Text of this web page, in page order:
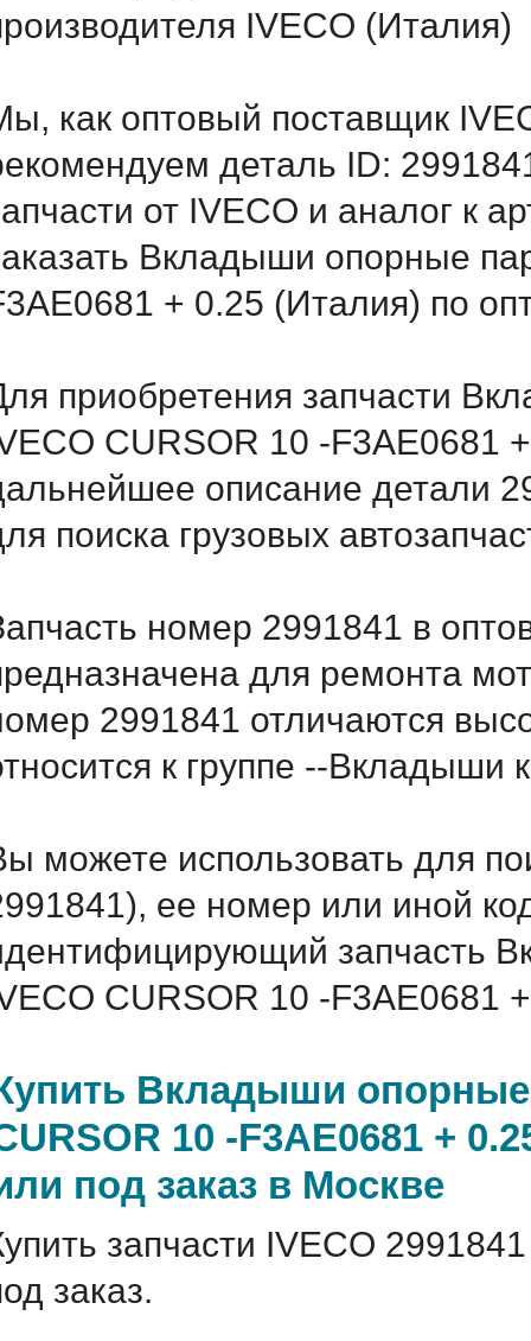
IVECO (Италия)
как оптовый поставщик
деталь ID:
от IVECO и аналог к
Вкладыши опорные
+ 0.25 (Италия) по
приобретения запчасти
CURSOR 10 -F3AE0681
описание детали
поиска грузовых
номер 2991841 в
для ремонта
2991841 отличаются
к группе --Вкладыши
можете использовать для
ее номер или иной
запчасть
CURSOR 10 -F3AE0681
Вкладыши опорные
10 -F3AE0681 +
под заказ в Москве
запчасти IVECO
заказ.